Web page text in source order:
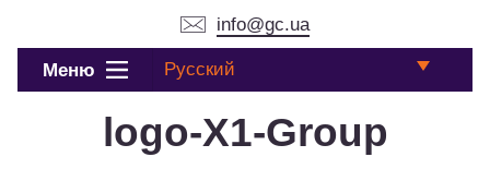
info@gc.ua
Меню Русский
logo-X1-Group